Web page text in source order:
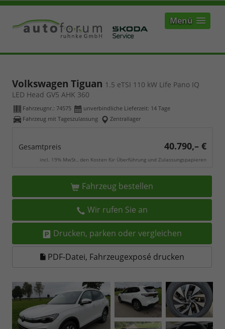
Menü
Volkswagen Tiguan 1.5 eTSI 110 kW Life Pano IQ
LED Head GV5 AHK 360
Fahrzeugnr.: 74575 unverbindliche Lieferzeit: 14 Tage
Fahrzeug mit Tageszulassung
Zentrallager
Gesamtpreis 40.790,– €
incl. 19% MwSt., den Kosten für Überführung und Zulassungspapieren
Fahrzeug bestellen
Wir rufen Sie an
Drucken, parken oder vergleichen
PDF-Datei, Fahrzeugexposé drucken